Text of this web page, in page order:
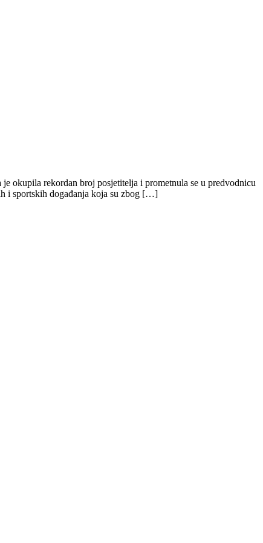
okupila rekordan broj posjetitelja i prometnula se u predvodnicu
i sportskih događanja koja su zbog […]